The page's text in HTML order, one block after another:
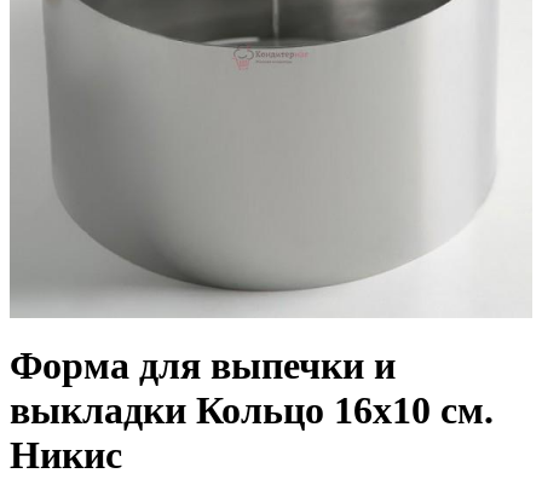
Форма для выпечки и
выкладки Кольцо 16х10 см.
Никис